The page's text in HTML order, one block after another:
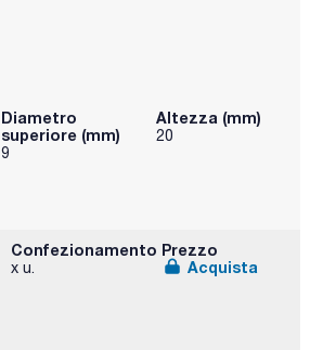
Diametro
superiore (mm)
9
Altezza (mm)
20
Confezionamento
x u.
Prezzo
Acquista